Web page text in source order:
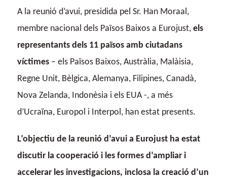
A la reunió d’avui, presidida pel Sr. Han Moraal,
membre nacional dels Països Baixos a Eurojust, els
representants dels 11 països amb ciutadans
víctimes– els Països Baixos, Austràlia, Malàisia,
Regne Unit, Bèlgica, Alemanya, Filipines, Canadà,
Nova Zelanda, Indonèsia i els EUA -, a més
d’Ucraïna, Europol i Interpol, han estat presents.
L’objectiu de la reunió d’avui a Eurojust ha estat
discutir la cooperació i les formes d’ampliar i
accelerar les investigacions, inclosa la creació d’un